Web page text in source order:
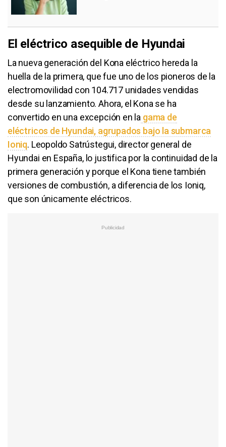
El eléctrico asequible de Hyundai
La nueva generación del Kona eléctrico hereda la
huella de la primera, que fue uno de los pioneros de la
electromovilidad con 104.717 unidades vendidas
desde su lanzamiento. Ahora, el Kona se ha
convertido en una excepción en la gama de
eléctricos de Hyundai, agrupados bajo la submarca
Ioniq. Leopoldo Satrústegui, director general de
Hyundai en España, lo justifica por la continuidad de la
primera generación y porque el Kona tiene también
versiones de combustión, a diferencia de los Ioniq,
que son únicamente eléctricos.